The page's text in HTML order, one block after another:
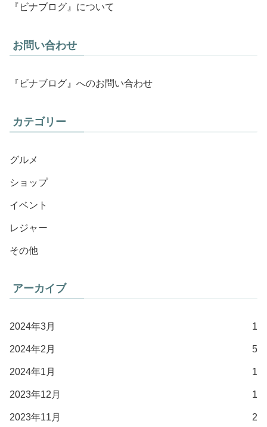
『ビナブログ』について
お問い合わせ
『ビナブログ』へのお問い合わせ
カテゴリー
グルメ
ショップ
イベント
レジャー
その他
アーカイブ
2024年3月 1
2024年2月 5
2024年1月 1
2023年12月 1
2023年11月 2